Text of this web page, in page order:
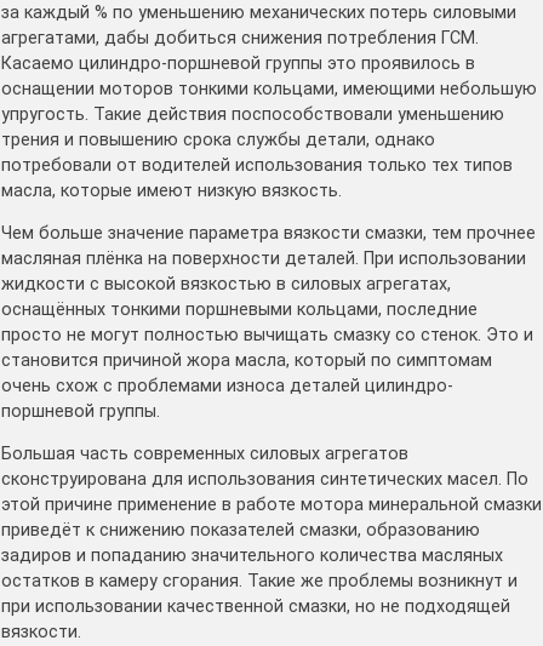
за каждый % по уменьшению механических потерь силовыми
агрегатами, дабы добиться снижения потребления ГСМ.
Касаемо цилиндро-поршневой группы это проявилось в
оснащении моторов тонкими кольцами, имеющими небольшую
упругость. Такие действия поспособствовали уменьшению
трения и повышению срока службы детали, однако
потребовали от водителей использования только тех типов
масла, которые имеют низкую вязкость.
Чем больше значение параметра вязкости смазки, тем прочнее
масляная плёнка на поверхности деталей. При использовании
жидкости с высокой вязкостью в силовых агрегатах,
оснащённых тонкими поршневыми кольцами, последние
просто не могут полностью вычищать смазку со стенок. Это и
становится причиной жора масла, который по симптомам
очень схож с проблемами износа деталей цилиндро-
поршневой группы.
Большая часть современных силовых агрегатов
сконструирована для использования синтетических масел. По
этой причине применение в работе мотора минеральной смазки
приведёт к снижению показателей смазки, образованию
задиров и попаданию значительного количества масляных
остатков в камеру сгорания. Такие же проблемы возникнут и
при использовании качественной смазки, но не подходящей
вязкости.